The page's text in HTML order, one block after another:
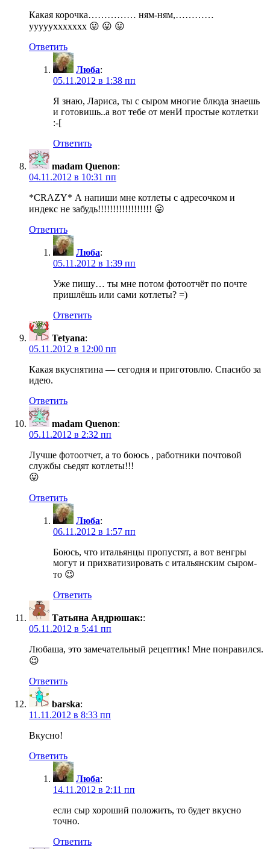
Какая корочка…………… ням-ням,…………
уууууххххххх 😛 😛 😛
Ответить
Люба:
05.11.2012 в 1:38 пп
Я знаю, Лариса, ты с сыром многие блюда знаешь
и готовишь..а вот тебе от менИ простые котлетки
:-[
Ответить
madam Quenon:
04.11.2012 в 10:31 пп
*CRAZY* А напиши мне котлеты с адресочком и
индекс не забудь!!!!!!!!!!!!!!!!!! 😛
Ответить
Люба:
05.11.2012 в 1:39 пп
Уже пишу… ты мне потом фотоотчёт по почте
пришлёшь или сами котлеты? =)
Ответить
Tetyana:
05.11.2012 в 12:00 пп
Какая вкуснятина — сегодня и приготовлю. Спасибо за
идею.
Ответить
madam Quenon:
05.11.2012 в 2:32 пп
Лучше фотоотчет, а то боюсь , работники почтовой
службы сьедят котлеты!!!
😛
Ответить
Люба:
06.11.2012 в 1:57 пп
Боюсь, что итальянцы пропустят, а вот венгры
могут и прихватизировать с итальянским сыром-
то 😉
Ответить
Татьяна Андрюшак::
05.11.2012 в 5:41 пп
Любаша, это замечательный рецептик! Мне понравился.
😉
Ответить
barska:
11.11.2012 в 8:33 пп
Вкусно!
Ответить
Люба:
14.11.2012 в 2:11 пп
если сыр хороший положить, то будет вкусно
точно.
Ответить